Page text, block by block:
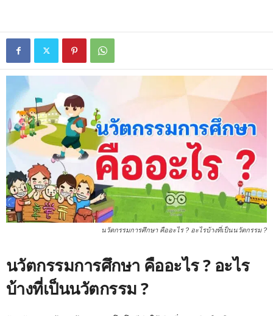
นวัตกรรมการศึกษา คืออะไร ? อะไรบ้างที่เป็นนวัตกรรม ?
นวัตกรรมการศึกษา คืออะไร ? อะไร
บ้างที่เป็นนวัตกรรม ?